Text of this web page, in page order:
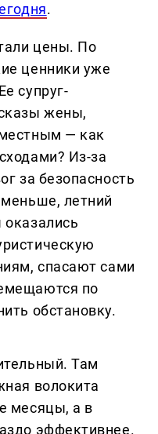
.
цены. По
ценники уже
супруг-
жены,
— как
Из-за
за безопасность
летний
спасают сами
по
обстановку.
Там
волокита
месяцы, а в
эффективнее.